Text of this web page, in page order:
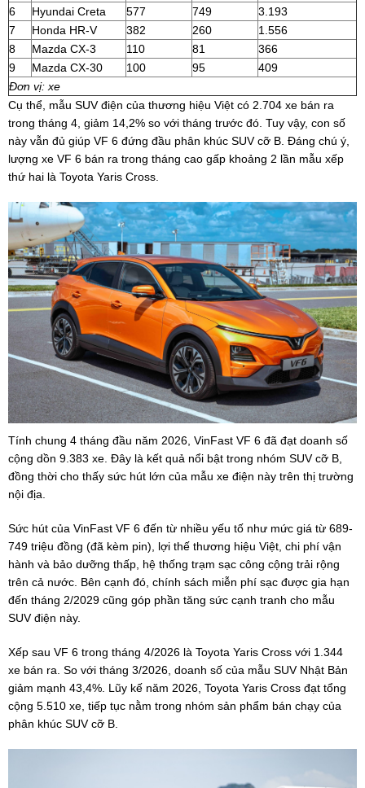
6 Hyundai Creta 577 749
3.193
7
Honda HR-V 382 260
1.556
8
Mazda CX-3 110 81
366
9
Mazda CX-30 100 95
409
Đơn vị: xe
Cụ thể, mẫu SUV điện của thương hiệu Việt có 2.704 xe bán ra
trong tháng 4, giảm 14,2% so với tháng trước đó. Tuy vậy, con số
này vẫn đủ giúp VF 6 đứng đầu phân khúc SUV cỡ B. Đáng chú ý,
lượng xe VF 6 bán ra trong tháng cao gấp khoảng 2 lần mẫu xếp
thứ hai là Toyota Yaris Cross.
Tính chung 4 tháng đầu năm 2026, VinFast VF 6 đã đạt doanh số
cộng dồn 9.383 xe. Đây là kết quả nổi bật trong nhóm SUV cỡ B,
đồng thời cho thấy sức hút lớn của mẫu xe điện này trên thị trường
nội địa.
Sức hút của VinFast VF 6 đến từ nhiều yếu tố như mức giá từ 689-
749 triệu đồng (đã kèm pin), lợi thế thương hiệu Việt, chi phí vận
hành và bảo dưỡng thấp, hệ thống trạm sạc công cộng trải rộng
trên cả nước. Bên cạnh đó, chính sách miễn phí sạc được gia hạn
đến tháng 2/2029 cũng góp phần tăng sức cạnh tranh cho mẫu
SUV điện này.
Xếp sau VF 6 trong tháng 4/2026 là Toyota Yaris Cross với 1.344
xe bán ra. So với tháng 3/2026, doanh số của mẫu SUV Nhật Bản
giảm mạnh 43,4%. Lũy kế năm 2026, Toyota Yaris Cross đạt tổng
cộng 5.510 xe, tiếp tục nằm trong nhóm sản phẩm bán chạy của
phân khúc SUV cỡ B.